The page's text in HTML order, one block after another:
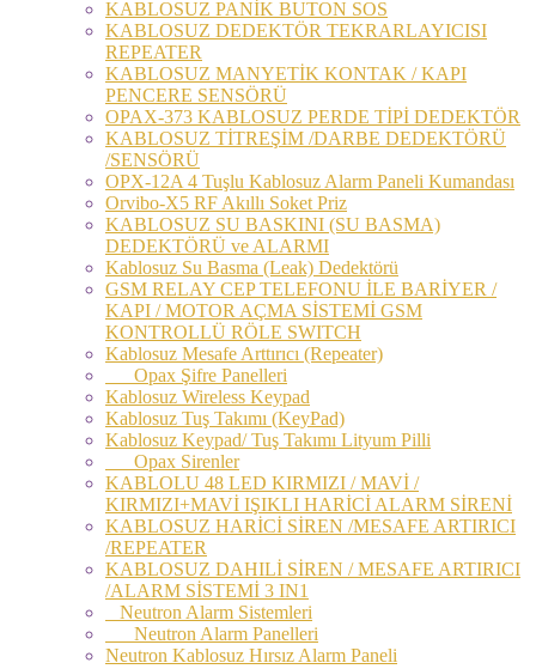
KABLOSUZ PANİK BUTON SOS
KABLOSUZ DEDEKTÖR TEKRARLAYICISI
REPEATER
KABLOSUZ MANYETİK KONTAK / KAPI
PENCERE SENSÖRÜ
OPAX-373 KABLOSUZ PERDE TİPİ DEDEKTÖR
KABLOSUZ TİTREŞİM /DARBE DEDEKTÖRÜ
/SENSÖRÜ
OPX-12A 4 Tuşlu Kablosuz Alarm Paneli Kumandası
Orvibo-X5 RF Akıllı Soket Priz
KABLOSUZ SU BASKINI (SU BASMA)
DEDEKTÖRÜ ve ALARMI
Kablosuz Su Basma (Leak) Dedektörü
GSM RELAY CEP TELEFONU İLE BARİYER /
KAPI / MOTOR AÇMA SİSTEMİ GSM
KONTROLLÜ RÖLE SWITCH
Kablosuz Mesafe Arttırıcı (Repeater)
Opax Şifre Panelleri
Kablosuz Wireless Keypad
Kablosuz Tuş Takımı (KeyPad)
Kablosuz Keypad/ Tuş Takımı Lityum Pilli
Opax Sirenler
KABLOLU 48 LED KIRMIZI / MAVİ /
KIRMIZI+MAVİ IŞIKLI HARİCİ ALARM SİRENİ
KABLOSUZ HARİCİ SİREN /MESAFE ARTIRICI
/REPEATER
KABLOSUZ DAHILİ SİREN / MESAFE ARTIRICI
/ALARM SİSTEMİ 3 IN1
Neutron Alarm Sistemleri
Neutron Alarm Panelleri
Neutron Kablosuz Hırsız Alarm Paneli